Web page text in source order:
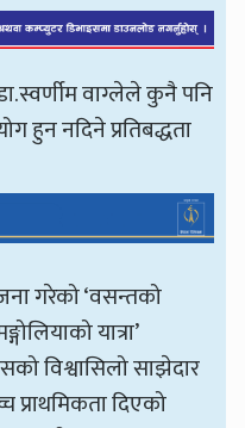
वाग्लेले कुनै पनि
हुन नदिने प्रतिबद्धता
गरेको ‘वसन्तको
यात्रा’
विश्वासिलो साझेदार
प्राथमिकता दिएको